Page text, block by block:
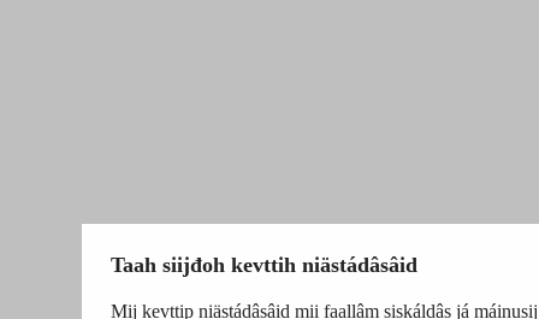
Taah siijđoh kevttih niästádâsâid
Mij kevttip niästádâsâid mii faallâm siskáldâs já máinusij